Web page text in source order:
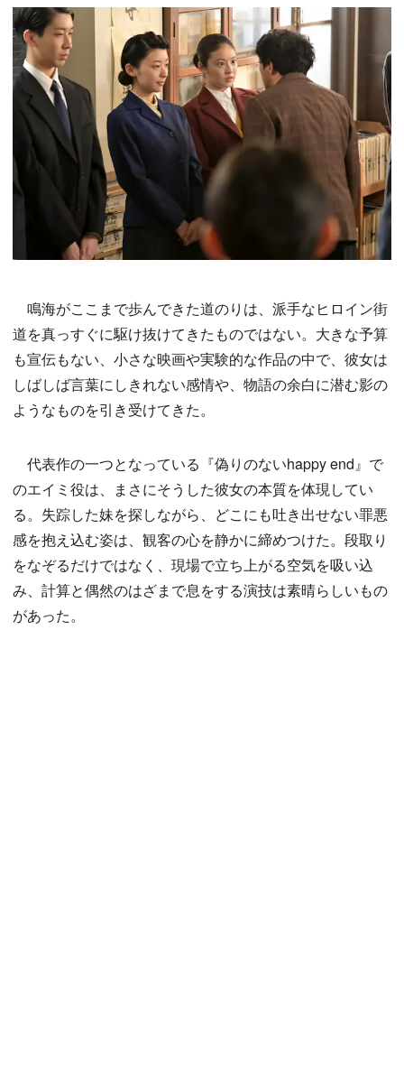
鳴海がここまで歩んできた道のりは、派手なヒロイン街
道を真っすぐに駆け抜けてきたものではない。大きな予算
も宣伝もない、小さな映画や実験的な作品の中で、彼女は
しばしば言葉にしきれない感情や、物語の余白に潜む影の
ようなものを引き受けてきた。
代表作の一つとなっている『偽りのないhappy end』で
のエイミ役は、まさにそうした彼女の本質を体現してい
る。失踪した妹を探しながら、どこにも吐き出せない罪悪
感を抱え込む姿は、観客の心を静かに締めつけた。段取り
をなぞるだけではなく、現場で立ち上がる空気を吸い込
み、計算と偶然のはざまで息をする演技は素晴らしいもの
があった。